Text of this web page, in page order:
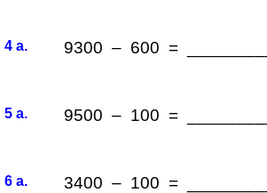
4 a. 9300 – 600 = _________
5 a. 9500 – 100 = _________
6 a. 3400 – 100 = _________